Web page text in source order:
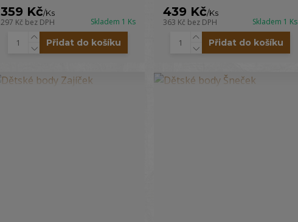
359 Kč/Ks
297 Kč bez DPH Skladem 1 Ks
Přidat do košíku
439 Kč/Ks
363 Kč bez DPH Skladem 1 Ks
Přidat do košíku